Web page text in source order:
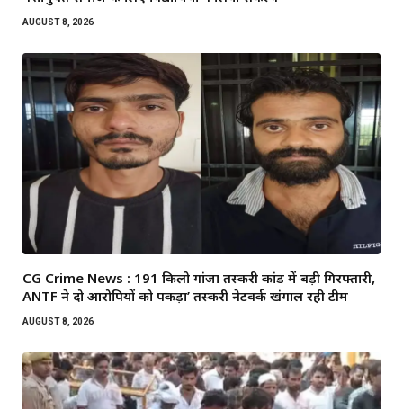
AUGUST 8, 2026
CG Crime News : 191 किलो गांजा तस्करी कांड में बड़ी गिरफ्तारी,
ANTF ने दो आरोपियों को पकड़ा’ तस्करी नेटवर्क खंगाल रही टीम
AUGUST 8, 2026